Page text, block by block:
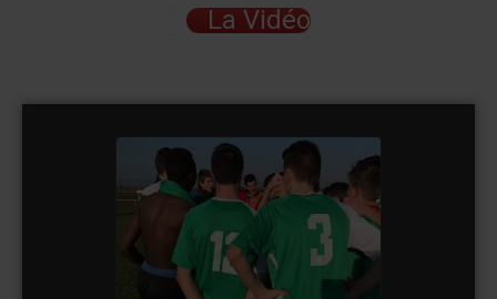
La Vidéo
AS Andolsheim U 18 Vs St
Croix en Plaine
watch video